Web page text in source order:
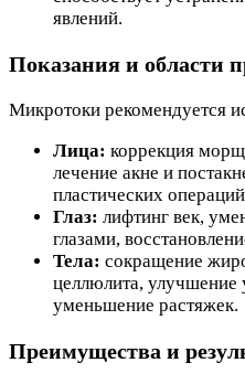
явлений.
Показания и области
Микротоки рекомендуется
Лица: коррекция
лечение акне и
пластических
Глаз: лифтинг век,
глазами,
Тела: сокращение
целлюлита, улучшение
уменьшение растяжек.
Преимущества и